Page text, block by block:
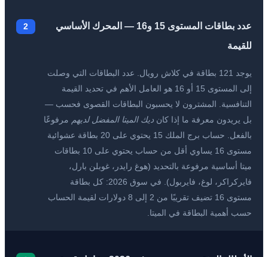
عدد بطاقات المستوى 15 و16 — المحرك الأساسي
للقيمة
يوجد 121 بطاقة في كلاش رويال. عدد البطاقات التي وصلت
إلى المستوى 15 أو 16 هو العامل الأهم في تحديد القيمة
التنافسية. المشترون لا يحسبون البطاقات القصوى فحسب —
بل يريدون معرفة ما إذا كان ديك الميتا المفضل لديهم مرفوعًا
بالفعل. حساب برج الملك 15 يحتوي على 20 بطاقة عشوائية
مستوى 16 يساوي أقل من حساب يحتوي على 10 بطاقات
ميتا أساسية مرفوعة بالتحديد (هوغ رايدر، غوبلن بارل،
فايركراكر، لوغ، فايربول). في سوق 2026: كل بطاقة
مستوى 16 تضيف تقريبًا من 2 إلى 8 دولارات لقيمة الحساب
حسب أهمية البطاقة في الميتا.
2